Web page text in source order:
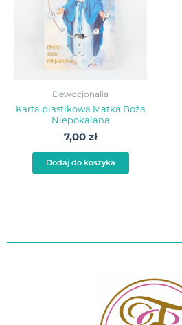
Dewocjonalia
Karta plastikowa Matka Boża
Niepokalana
7,00 zł
Dodaj do koszyka